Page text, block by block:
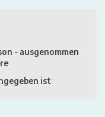
- ausgenommen
ist